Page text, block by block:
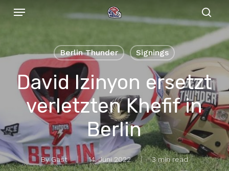
Skip
content
Menu
Berlin Thunder Signings
David Izinyon ersetzt
verletzten Khefif in
Berlin
By Gast 14. Juni 2022 3 min read